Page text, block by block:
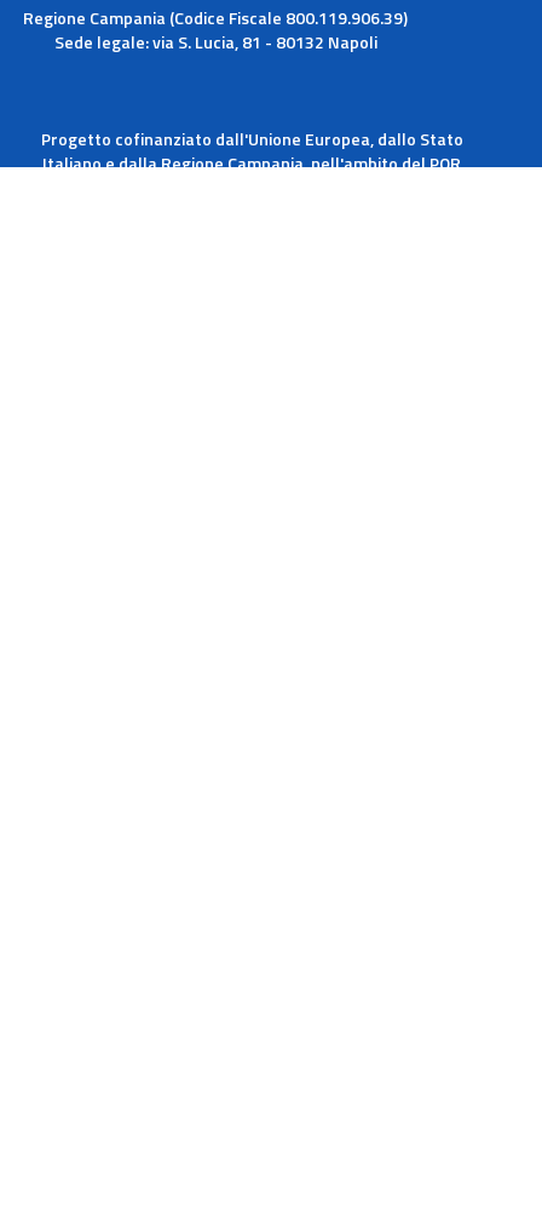
Regione Campania (Codice Fiscale 800.119.906.39)
Sede legale: via S. Lucia, 81 - 80132 Napoli
Progetto cofinanziato dall'Unione Europea, dallo Stato
Italiano e dalla Regione Campania, nell'ambito del POR